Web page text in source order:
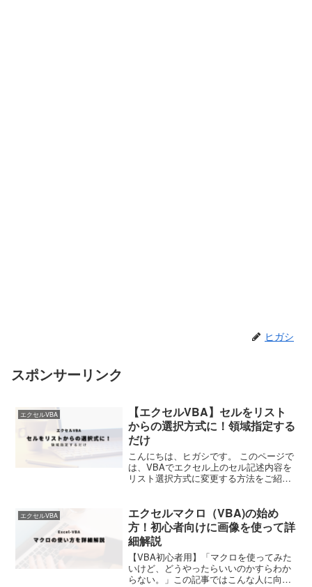
ヒガシ
スポンサーリンク
エクセルVBA
【エクセルVBA】セルをリスト
からの選択方式に！領域指定する
だけ
こんにちは、ヒガシです。 このページで
は、VBAでエクセル上のセル記述内容を
リスト選択方式に変更する方法をご紹介
実行できます。 それではさっそくやって
いきましょう！ ...
エクセルVBA
エクセルマクロ（VBA)の始め
方！初心者向けに画像を使って詳
細解説
【VBA初心者用】「マクロを使ってみた
いけど、どうやったらいいのかすらわか
らない。」この記事ではこんな人に向け